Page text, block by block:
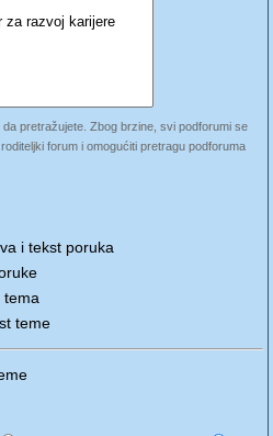
pretražujete. Zbog brzine, svi podforumi se
forum i omogućiti pretragu podforuma
i tekst poruka
tema
teme